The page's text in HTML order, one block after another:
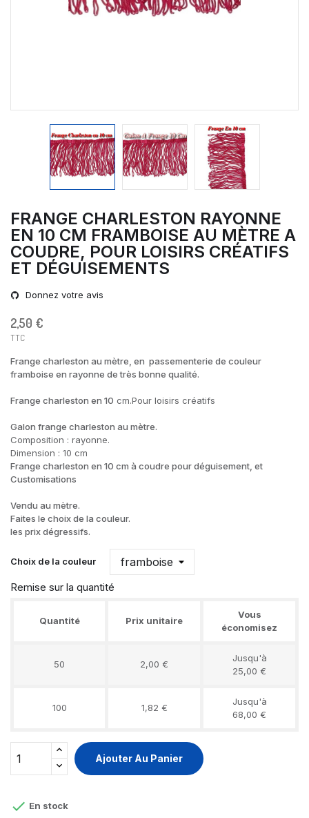
FRANGE CHARLESTON RAYONNE
EN 10 CM FRAMBOISE AU MÈTRE A
COUDRE, POUR LOISIRS CRÉATIFS
ET DÉGUISEMENTS
Donnez votre avis
2,50 €
TTC
Frange charleston au mètre, en passementerie de couleur
framboise en rayonne de très bonne qualité.
Frange charleston en 10 cm.Pour loisirs créatifs
Galon frange charleston au mètre.
Composition : rayonne.
Dimension : 10 cm
Frange charleston en 10 cm à coudre pour déguisement, et
Customisations
Vendu au mètre.
Faites le choix de la couleur.
les prix dégressifs.
Choix de la couleur
Remise sur la quantité
Quantité Prix unitaire
Vous
économisez
50 2,00 €
Jusqu'à
25,00 €
100 1,82 €
Jusqu'à
68,00 €
Ajouter Au Panier
 En stock